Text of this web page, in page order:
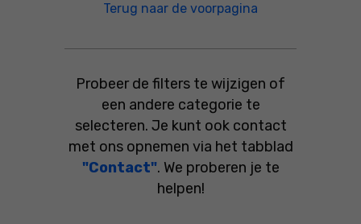
Terug naar de voorpagina
Probeer de filters te wijzigen of
een andere categorie te
selecteren. Je kunt ook contact
met ons opnemen via het tabblad
"Contact". We proberen je te
helpen!